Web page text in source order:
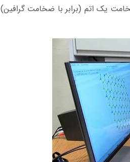
یک اتم (برابر با ضخامت گرافین)